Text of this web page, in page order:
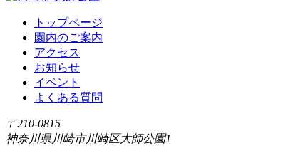
トップページ
園内のご案内
アクセス
お知らせ
イベント
よくある質問
〒210-0815
神奈川県川崎市川崎区大師公園1